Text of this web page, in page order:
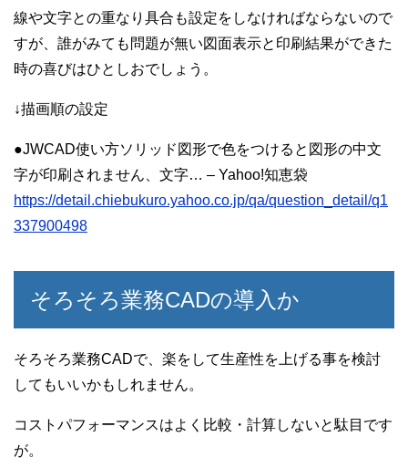
線や文字との重なり具合も設定をしなければならないので
すが、誰がみても問題が無い図面表示と印刷結果ができた
時の喜びはひとしおでしょう。
↓描画順の設定
●JWCAD使い方ソリッド図形で色をつけると図形の中文
字が印刷されません、文字… – Yahoo!知恵袋
https://detail.chiebukuro.yahoo.co.jp/qa/question_detail/q1
337900498
そろそろ業務CADの導入か
そろそろ業務CADで、楽をして生産性を上げる事を検討
してもいいかもしれません。
コストパフォーマンスはよく比較・計算しないと駄目です
が。